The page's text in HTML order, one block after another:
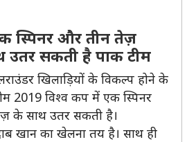
स्पिनर और तीन तेज़
उतर सकती है पाक टीम
खिलाड़ियों के विकल्प होने के
2019 विश्व कप में एक स्पिनर
के साथ उतर सकती है।
खान का खेलना तय है। साथ ही